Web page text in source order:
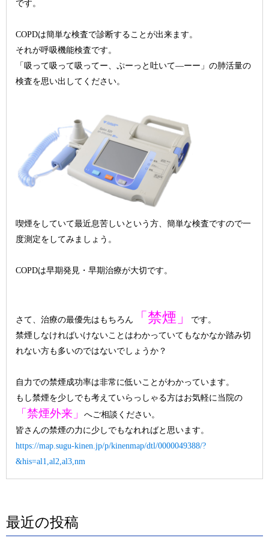
です。
COPDは簡単な検査で診断することが出来ます。
それが呼吸機能検査です。
「吸って吸って吸ってー、ぷーっと吐いて―ーー」の肺活量の
検査を思い出してください。
喫煙をしていて最近息苦しいという方、簡単な検査ですので一
度測定をしてみましょう。
COPDは早期発見・早期治療が大切です。
さて、治療の最優先はもちろん 「禁煙」
です。
禁煙しなければいけないことはわかっていてもなかなか踏み切
れない方も多いのではないでしょうか？
自力での禁煙成功率は非常に低いことがわかっています。
もし禁煙を少しでも考えていらっしゃる方はお気軽に当院の
「禁煙外来」
へご相談ください。
皆さんの禁煙の力に少しでもなれればと思います。
https://map.sugu-kinen.jp/p/kinenmap/dtl/0000049388/?
&his=al1,al2,al3,nm
最近の投稿